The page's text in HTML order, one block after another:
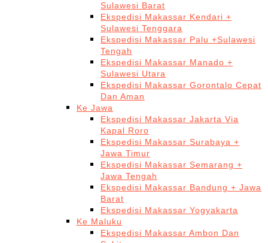
Sulawesi Barat
Ekspedisi Makassar Kendari +
Sulawesi Tenggara
Ekspedisi Makassar Palu +Sulawesi
Tengah
Ekspedisi Makassar Manado +
Sulawesi Utara
Ekspedisi Makassar Gorontalo Cepat
Dan Aman
Ke Jawa
Ekspedisi Makassar Jakarta Via
Kapal Roro
Ekspedisi Makassar Surabaya +
Jawa Timur
Ekspedisi Makassar Semarang +
Jawa Tengah
Ekspedisi Makassar Bandung + Jawa
Barat
Ekspedisi Makassar Yogyakarta
Ke Maluku
Ekspedisi Makassar Ambon Dan